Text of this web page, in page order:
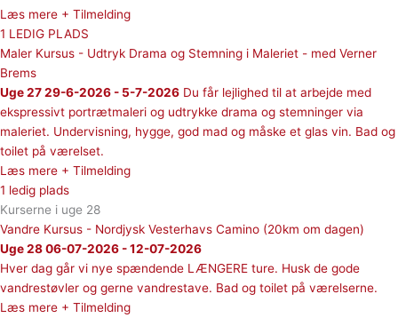
Læs mere + Tilmelding
1 LEDIG PLADS
Maler Kursus - Udtryk Drama og Stemning i Maleriet - med Verner
Brems
Uge 27 29-6-2026 - 5-7-2026 Du får lejlighed til at arbejde med
ekspressivt portrætmaleri og udtrykke drama og stemninger via
maleriet. Undervisning, hygge, god mad og måske et glas vin. Bad og
toilet på værelset.
Læs mere + Tilmelding
1 ledig plads
Kurserne i uge 28
Vandre Kursus - Nordjysk Vesterhavs Camino (20km om dagen)
Uge 28 06-07-2026 - 12-07-2026
Hver dag går vi nye spændende LÆNGERE ture. Husk de gode
vandrestøvler og gerne vandrestave. Bad og toilet på værelserne.
Læs mere + Tilmelding